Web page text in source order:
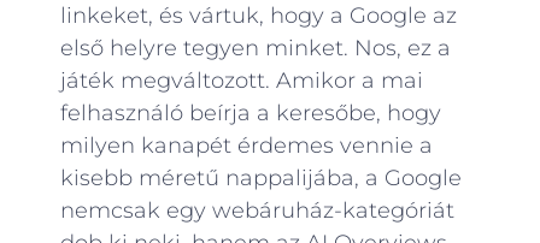
linkeket, és vártuk, hogy a Google az
első helyre tegyen minket. Nos, ez a
játék megváltozott. Amikor a mai
felhasználó beírja a keresőbe, hogy
milyen kanapét érdemes vennie a
kisebb méretű nappalijába, a Google
nemcsak egy webáruház-kategóriát